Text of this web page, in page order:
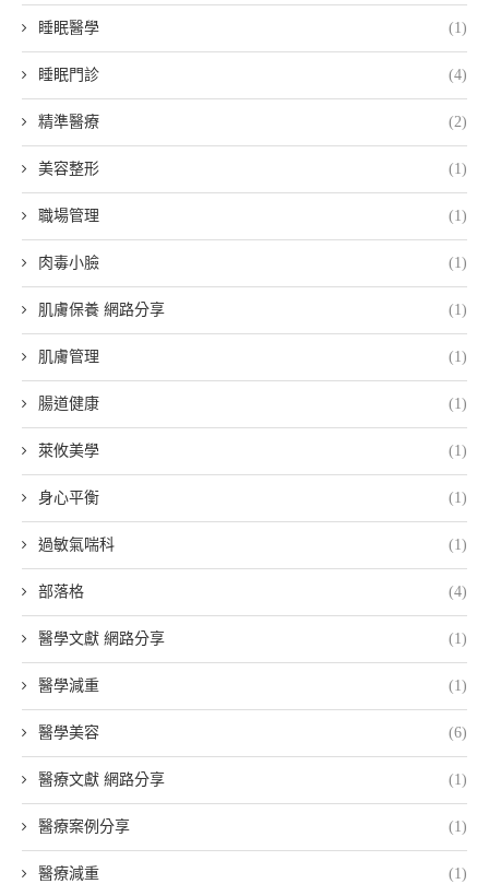
睡眠醫學 (1)
睡眠門診 (4)
精準醫療 (2)
美容整形 (1)
職場管理 (1)
肉毒小臉 (1)
肌膚保養 網路分享 (1)
肌膚管理 (1)
腸道健康 (1)
萊攸美學 (1)
身心平衡 (1)
過敏氣喘科 (1)
部落格 (4)
醫學文獻 網路分享 (1)
醫學減重 (1)
醫學美容 (6)
醫療文獻 網路分享 (1)
醫療案例分享 (1)
醫療減重 (1)